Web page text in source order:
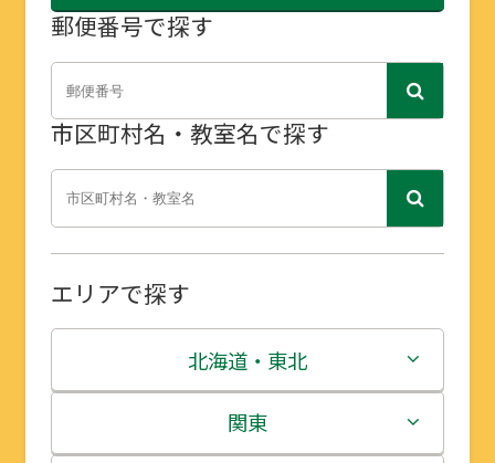
郵便番号で探す
市区町村名・教室名で探す
エリアで探す
北海道・東北
北海道
関東